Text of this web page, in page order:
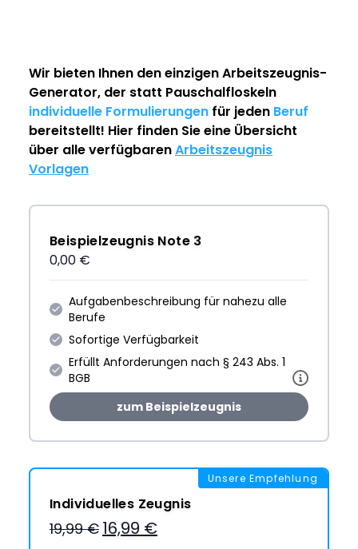
Wir bieten Ihnen den einzigenArbeitszeugnis-
Generator, der statt Pauschalfloskeln
individuelle Formulierungen für jeden Beruf
bereitstellt! Hier finden Sie eine Übersicht
über alle verfügbarenArbeitszeugnis
Vorlagen
Beispielzeugnis Note 3
0,00 €
Aufgabenbeschreibung für nahezu alle
Berufe
Sofortige Verfügbarkeit
Erfüllt Anforderungen nach § 243 Abs. 1
BGB
zum Beispielzeugnis
Unsere Empfehlung
Individuelles Zeugnis
19,99 € 16,99 €